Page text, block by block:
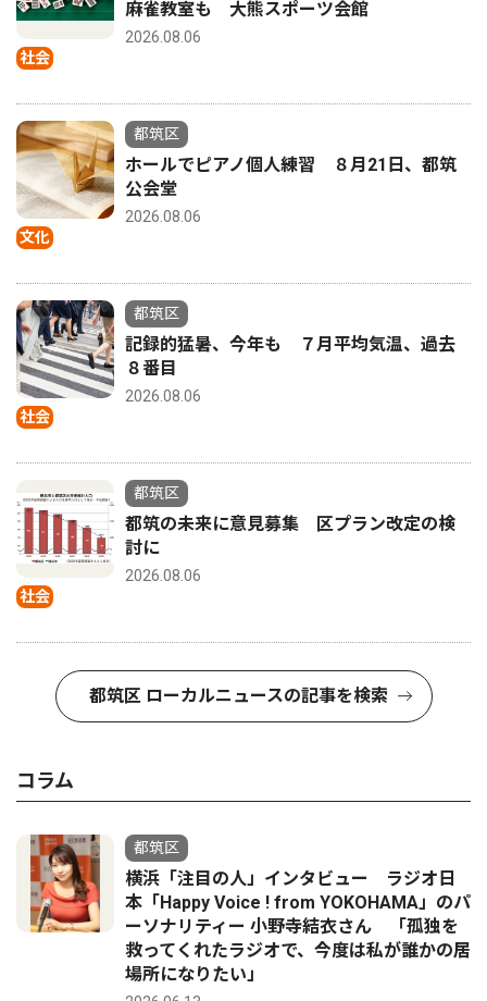
社会
麻雀教室も 大熊スポーツ会館
2026.08.06
文化
都筑区
ホールでピアノ個人練習 ８月21日、都筑
公会堂
2026.08.06
社会
都筑区
記録的猛暑、今年も ７月平均気温、過去
８番目
2026.08.06
社会
都筑区
都筑の未来に意見募集 区プラン改定の検
討に
2026.08.06
都筑区 ローカルニュースの記事を検索
コラム
都筑区
横浜「注目の人」インタビュー ラジオ日
本「Happy Voice ! from YOKOHAMA」のパ
ーソナリティー 小野寺結衣さん 「孤独を
救ってくれたラジオで、今度は私が誰かの居
場所になりたい」